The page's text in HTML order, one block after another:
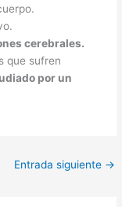
cerebrales.
que sufren
por un
Entrada siguiente →